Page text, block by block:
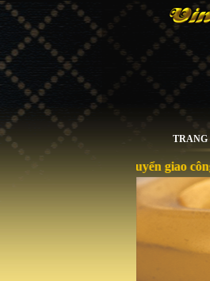
TRANG
Chuyển giao công